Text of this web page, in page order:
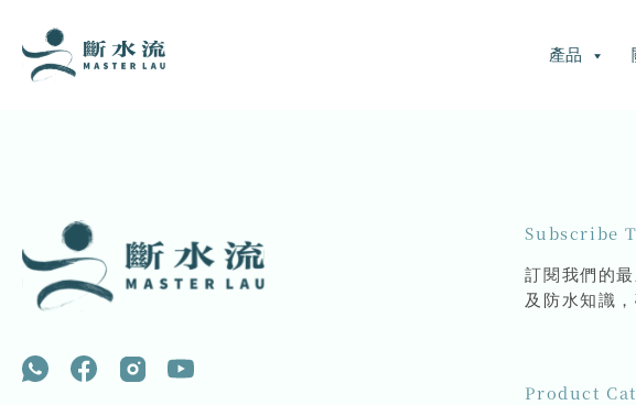
產品
Subscribe
訂閱我們的
及防水知識
Product